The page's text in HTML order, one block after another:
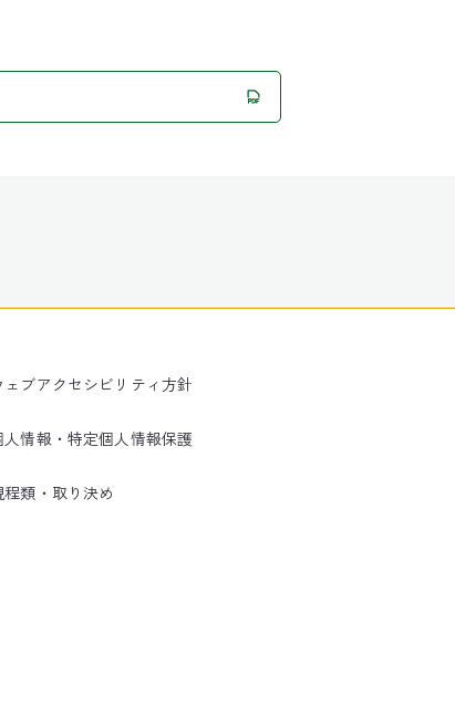
ェブアクセシビリティ方針
人情報・特定個人情報保護
程類・取り決め